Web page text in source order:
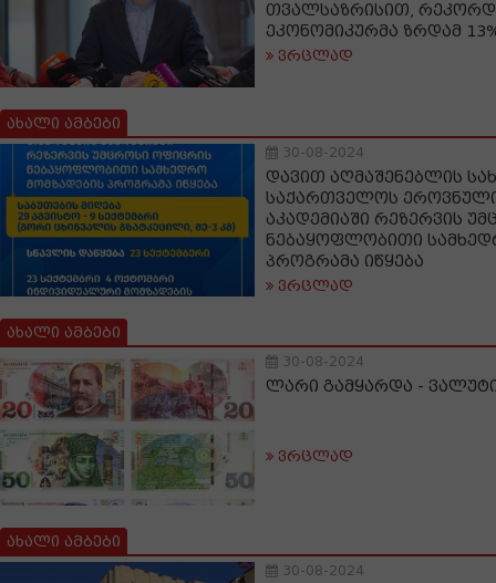
თვალსაზრისით,
ეკონომიკურმა ზრდამ
ვრცლად
ახალი ამბები
30-08-2024
დავით აღმაშენებლის
საქართველოს
აკადემიაში რეზერვის
ნებაყოფლობითი
პროგრამა იწყება
ვრცლად
ახალი ამბები
30-08-2024
ლარი გამყარდა -
ვრცლად
ახალი ამბები
30-08-2024